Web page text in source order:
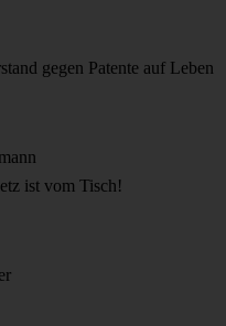
gegen Patente auf Leben
ist vom Tisch!